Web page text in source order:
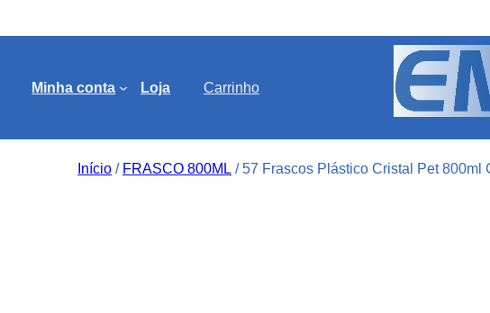
Minha conta Loja Carrinho
Início / FRASCO 800ML / 57 Frascos Plástico Cristal Pet 800ml